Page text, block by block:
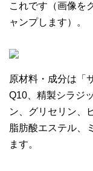
これです（画像を
ャンプします）。
原材料・成分は「
Q10、精製シラジ
ン、グリセリン、
脂肪酸エステル、
ます。